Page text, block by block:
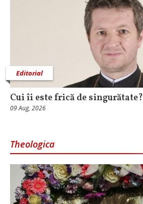
Editorial
Cui îi este frică de singurătate?
09 Aug, 2026
Theologica